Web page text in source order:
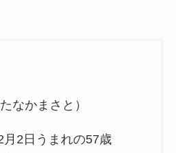
なかまさと）
2日うまれの57歳